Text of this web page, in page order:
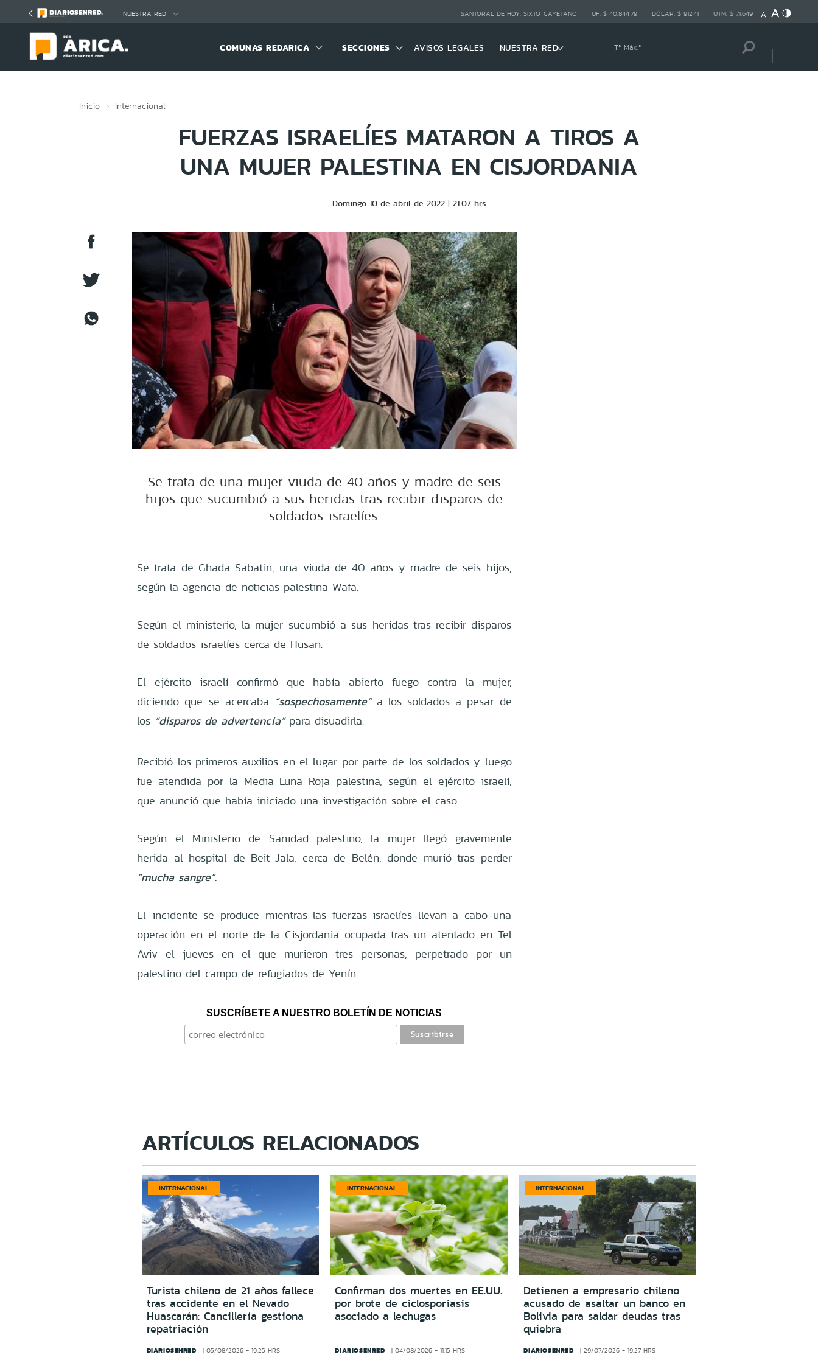
NUESTRA RED SANTORAL DE HOY: SIXTO, CAYETANO UF: $ 40.844,79 DÓLAR: $ 912,41 UTM: $ 71.649
COMUNAS REDARICA SECCIONES AVISOS LEGALES NUESTRA RED Tª Máx:º
Inicio Internacional
FUERZAS ISRAELÍES MATARON A TIROS A
UNA MUJER PALESTINA EN CISJORDANIA
Domingo 10 de abril de 2022 21:07 hrs
Se trata de una mujer viuda de 40 años y madre de seis
hijos que sucumbió a sus heridas tras recibir disparos de
soldados israelíes.
Se trata de Ghada Sabatin, una viuda de 40 años y madre de seis hijos,
según la agencia de noticias palestina Wafa.
Según el ministerio, la mujer sucumbió a sus heridas tras recibir disparos
de soldados israelíes cerca de Husan.
El ejército israelí confirmó que había abierto fuego contra la mujer,
diciendo que se acercaba “sospechosamente”a los soldados a pesar de
los “disparos de advertencia”para disuadirla.
Recibió los primeros auxilios en el lugar por parte de los soldados y luego
fue atendida por la Media Luna Roja palestina, según el ejército israelí,
que anunció que había iniciado una investigación sobre el caso.
Según el Ministerio de Sanidad palestino, la mujer llegó gravemente
herida al hospital de Beit Jala, cerca de Belén, donde murió tras perder
“mucha sangre”.
El incidente se produce mientras las fuerzas israelíes llevan a cabo una
operación en el norte de la Cisjordania ocupada tras un atentado en Tel
Aviv el jueves en el que murieron tres personas, perpetrado por un
palestino del campo de refugiados de Yenín.
SUSCRÍBETE A NUESTRO BOLETÍN DE NOTICIAS
ARTÍCULOS RELACIONADOS
INTERNACIONAL
Turista chileno de 21 años fallece
tras accidente en el Nevado
Huascarán: Cancillería gestiona
repatriación
DIARIOSENRED 05/08/2026 - 19:25 HRS
INTERNACIONAL
Confirman dos muertes en EE.UU.
por brote de ciclosporiasis
asociado a lechugas
DIARIOSENRED 04/08/2026 - 11:15 HRS
INTERNACIONAL
Detienen a empresario chileno
acusado de asaltar un banco en
Bolivia para saldar deudas tras
quiebra
DIARIOSENRED 29/07/2026 - 19:27 HRS